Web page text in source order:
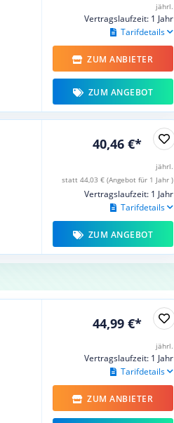
jährl.
Vertragslaufzeit: 1 Jahr
Tarifdetails
ZUM ANBIETER
ZUM ANGEBOT
40,46 €*
jährl.
statt 44,03 € (Angebot für 1 Jahr )
Vertragslaufzeit: 1 Jahr
Tarifdetails
ZUM ANGEBOT
44,99 €*
jährl.
Vertragslaufzeit: 1 Jahr
Tarifdetails
ZUM ANBIETER